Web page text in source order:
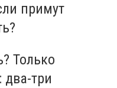
примут
Только
три